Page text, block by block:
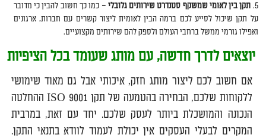
תקן בין לאומי שמשקף סטנדרט שירותים גלובלי – כמו כך חשוב להבין כי מדובר
על תקן שיכול לסייע לכם ברמה הבין לאומית ליצור קשרים עם חברות, ארגונים
ואפילו גורמי ממשל ברחבי העולם ולספק להם שירותים מקצועיים.
יוצאים לדרך חדשה, עם מותג שעומד בכל הציפיות
אם חשוב לכם ליצור מותג חזק, איכותי אבל גם מאוד שימושי
ללקוחות שלכם, הבחירה בהטמעה של תקן ISO 9001 ההחלטה
הנכונה והמושכלת ביותר לעסק שלכם. יחד עם זאת, במרבית
המקרים לבעלי העסקים אין יכולת לעמוד לוודא בתנאי התקן.